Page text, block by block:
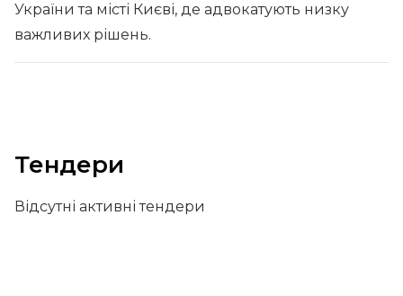
України та місті Києві, де адвокатують низку
важливих рішень.
Тендери
Відсутні активні тендери